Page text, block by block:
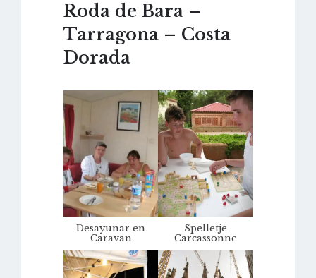
Roda de Bara –
Tarragona – Costa
Dorada
Desayunar en
Caravan
Spelletje
Carcassonne